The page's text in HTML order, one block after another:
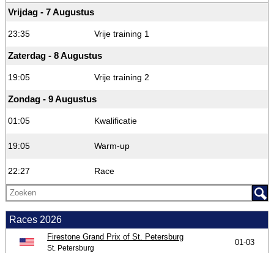
Vrijdag - 7 Augustus
23:35 Vrije training 1
Zaterdag - 8 Augustus
19:05 Vrije training 2
Zondag - 9 Augustus
01:05 Kwalificatie
19:05 Warm-up
22:27 Race
Races 2026
Firestone Grand Prix of St. Petersburg
St. Petersburg
01-03